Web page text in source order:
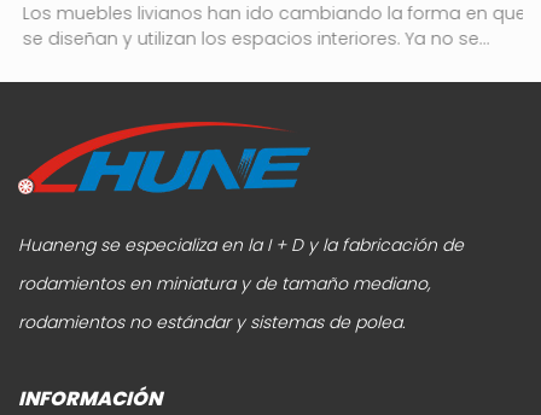
Los muebles livianos han ido cambiando la forma en que
se diseñan y utilizan los espacios interiores. Ya no se...
Huaneng se especializa en la I + D y la fabricación de
rodamientos en miniatura y de tamaño mediano,
rodamientos no estándar y sistemas de polea.
INFORMACIÓN